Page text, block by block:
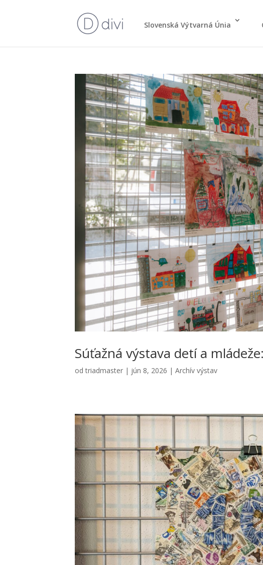
Slo­ven­ská Výtvar­ná Únia
Súťaž­ná výsta­va detí a
odtriadmaster | jún 8, 2026 |Archív výstav